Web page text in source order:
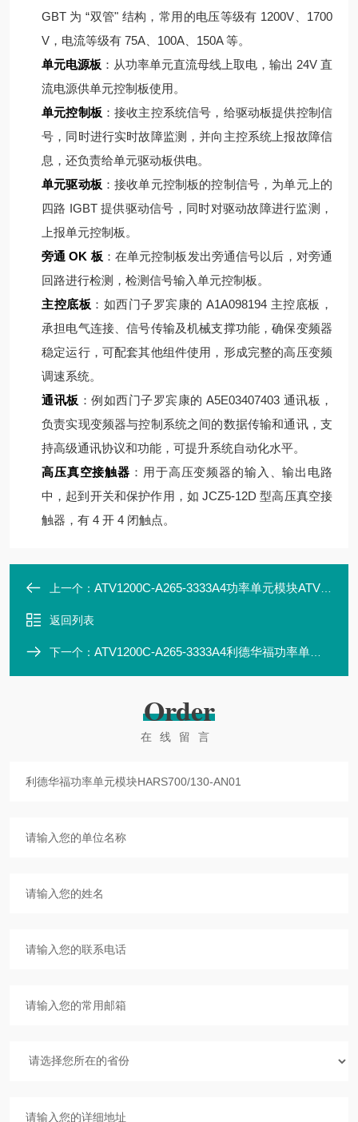
GBT 为 “双管" 结构，常用的电压等级有 1200V、1700
V，电流等级有 75A、100A、150A 等。
单元电源板 ：从功率单元直流母线上取电，输出 24V 直
流电源供单元控制板使用。
单元控制板 ：接收主控系统信号，给驱动板提供控制信
号，同时进行实时故障监测，并向主控系统上报故障信
息，还负责给单元驱动板供电。
单元驱动板 ：接收单元控制板的控制信号，为单元上的
四路 IGBT 提供驱动信号，同时对驱动故障进行监测，
上报单元控制板。
旁通 OK 板 ：在单元控制板发出旁通信号以后，对旁通
回路进行检测，检测信号输入单元控制板。
主控底板 ：如西门子罗宾康的 A1A098194 主控底板，
承担电气连接、信号传输及机械支撑功能，确保变频器
稳定运行，可配套其他组件使用，形成完整的高压变频
调速系统。
通讯板 ：例如西门子罗宾康的 A5E03407403 通讯板，
负责实现变频器与控制系统之间的数据传输和通讯，支
持高级通讯协议和功能，可提升系统自动化水平。
高压真空接触器 ：用于高压变频器的输入、输出电路
中，起到开关和保护作用，如 JCZ5-12D 型高压真空接
触器，有 4 开 4 闭触点。
上一个： ATV1200C-A265-3333A4功率单元模块ATV1200C700/125-AP10
返回列表
下一个： ATV1200C-A265-3333A4利德华福功率单元模块HARS700/130-AP10
Order
在线留言